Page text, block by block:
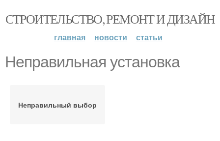
СТРОИТЕЛЬСТВО, РЕМОНТ И ДИЗАЙН
главная новости статьи
Неправильная установка
Неправильный выбор